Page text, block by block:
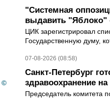
©
"Системная
выдавить "Яблоко"
ЦИК зарегистрировал
Государственную думу,
07-08-2026 (08:58)
Санкт-Петербург
здравоохранение на
Председатель комитета